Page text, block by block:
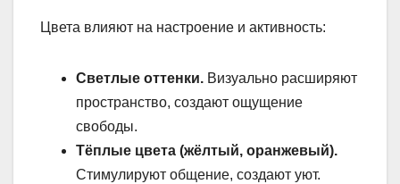
Цвета влияют на настроение и активность:
Светлые оттенки. Визуально расширяют
пространство, создают ощущение
свободы.
Тёплые цвета (жёлтый, оранжевый).
Стимулируют общение, создают уют.